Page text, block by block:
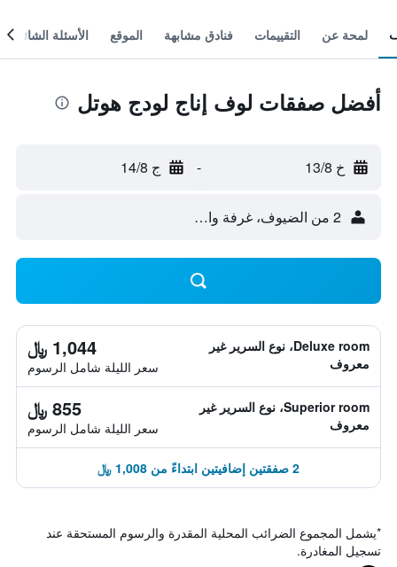
لمحة عن التقييمات فنادق مشابهة الموقع الأسئلة الشائعة
أفضل صفقات لوف إناج لودج هوتل
خ 13/8 - ج 14/8
2 من الضيوف، غرفة واحدة
Deluxe room، نوع السرير غير
معروف
1,044 ﷼
سعر الليلة شامل الرسوم
Superior room، نوع السرير غير
معروف
855 ﷼
سعر الليلة شامل الرسوم
2 صفقتين إضافيتين ابتداءً من 1,008 ﷼
*يشمل المجموع الضرائب المحلية المقدرة والرسوم المستحقة عند
تسجيل المغادرة.